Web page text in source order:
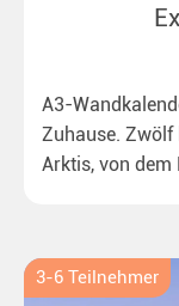
A3-
Zuhause.
Arktis, von dem
3-6 Teilnehmer